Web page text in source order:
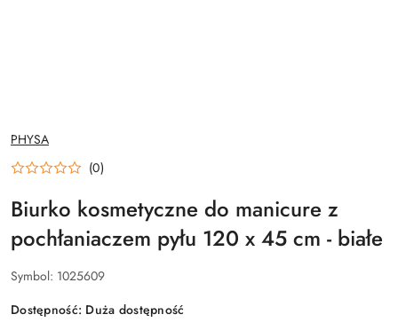
NAZWA
PRODUCENTA:
PHYSA
(0)
Biurko kosmetyczne do manicure z
pochłaniaczem pyłu 120 x 45 cm - białe
Symbol: 1025609
Dostępność: Duża dostępność